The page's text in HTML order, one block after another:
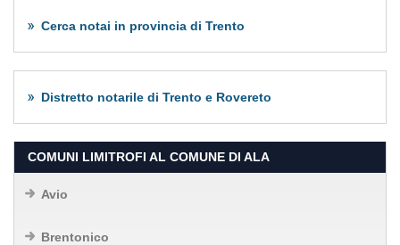
Cerca notai in provincia di Trento
Distretto notarile di Trento e Rovereto
COMUNI LIMITROFI AL COMUNE DI ALA
Avio
Brentonico